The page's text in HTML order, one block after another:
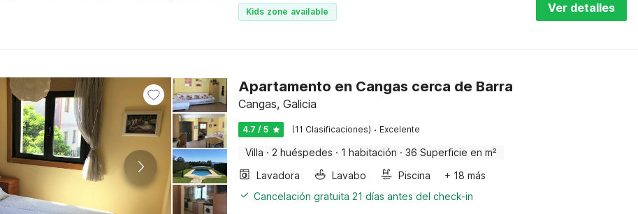
Kids zone available Ver detalles
Apartamento en Cangas cerca de Barra
Cangas, Galicia
4.7 / 5 (11 Clasificaciones) · Excelente
Villa · 2 huéspedes · 1 habitación · 36 Superficie en m²
Lavadora
Lavabo Piscina
+ 18 más
Cancelación gratuita 21 días antes del check-in